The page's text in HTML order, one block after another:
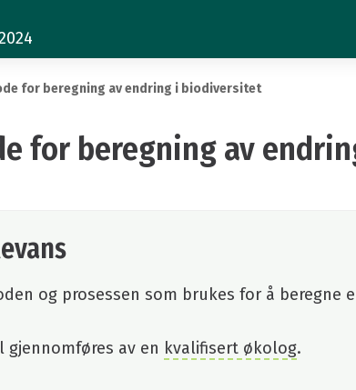
for beregning av endring i biodiversitet
for beregning av
og prosessen som brukes for å beregne
gjennomføres av en kvalifisert økolog.